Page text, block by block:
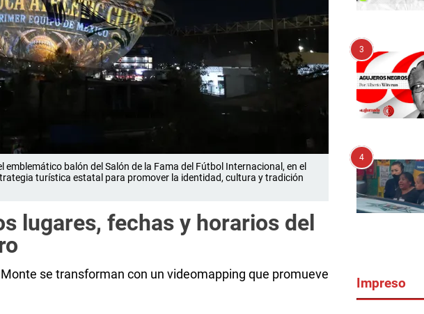
balón del Salón de la Fama del Fútbol Internacional, en el
turística estatal para promover la identidad, cultura y tradición
lugares, fechas y horarios del
se transforman con un videomapping que promueve
3
4
Impreso